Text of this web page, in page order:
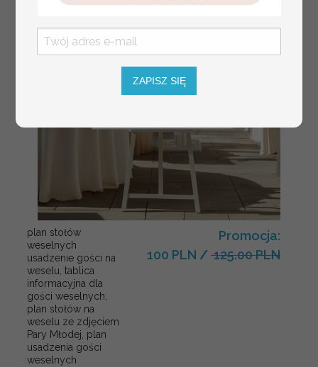
plan stołów
weselnych
usadzenie gości na
weselu, tablica
informacyjna dla
gości weselnych,
plan stołów na
weselu ze zdjęciem
Pary Młodej, plan
usadzenia gości
weselnych
Promocja:
100 PLN / 125.00 PLN
ZAPISZ SIĘ